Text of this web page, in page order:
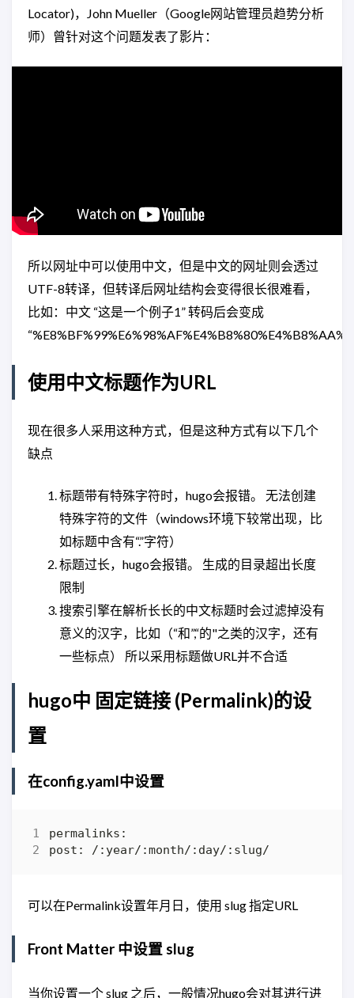
Locator)，John Mueller（Google网站管理员趋势分析
师）曾针对这个问题发表了影片：
所以网址中可以使用中文，但是中文的网址则会透过
UTF-8转译，但转译后网址结构会变得很长很难看，
比如：中文 “这是一个例子1” 转码后会变成
使用中文标题作为URL
现在很多人采用这种方式，但是这种方式有以下几个
缺点
标题带有特殊字符时，hugo会报错。 无法创建
特殊字符的文件（windows环境下较常出现，比
如标题中含有“.”字符）
标题过长，hugo会报错。 生成的目录超出长度
限制
搜索引擎在解析长长的中文标题时会过滤掉没有
意义的汉字，比如（“和”,“的"之类的汉字，还有
一些标点） 所以采用标题做URL并不合适
hugo中 固定链接 (Permalink)的设
置
在config.yaml中设置
可以在Permalink设置年月日，使用 slug 指定URL
Front Matter 中设置 slug
当你设置一个 slug 之后，一般情况hugo会对其进行进